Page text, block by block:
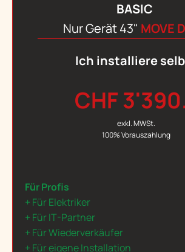
BASIC
Nur Gerät 43" MOVE
Ich installiere
CHF
exkl. MWSt.
100% Vorauszahlung
Für Profis
+ Für Elektriker
+ Für IT-Partner
+ Für Wiederverkäufer
+ Für eigene Installation